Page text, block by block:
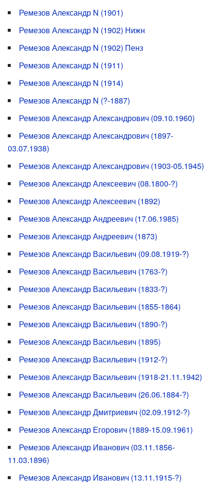
Ремезов Александр N (1901)
Ремезов Александр N (1902) Нижн
Ремезов Александр N (1902) Пенз
Ремезов Александр N (1911)
Ремезов Александр N (1914)
Ремезов Александр N (?-1887)
Ремезов Александр Александрович (09.10.1960)
Ремезов Александр Александрович (1897-
03.07.1938)
Ремезов Александр Александрович (1903-05.1945)
Ремезов Александр Алексеевич (08.1800-?)
Ремезов Александр Алексеевич (1892)
Ремезов Александр Андреевич (17.06.1985)
Ремезов Александр Андреевич (1873)
Ремезов Александр Васильевич (09.08.1919-?)
Ремезов Александр Васильевич (1763-?)
Ремезов Александр Васильевич (1833-?)
Ремезов Александр Васильевич (1855-1864)
Ремезов Александр Васильевич (1890-?)
Ремезов Александр Васильевич (1895)
Ремезов Александр Васильевич (1912-?)
Ремезов Александр Васильевич (1918-21.11.1942)
Ремезов Александр Васильевич (26.06.1884-?)
Ремезов Александр Дмитриевич (02.09.1912-?)
Ремезов Александр Егорович (1889-15.09.1961)
Ремезов Александр Иванович (03.11.1856-
11.03.1896)
Ремезов Александр Иванович (13.11.1915-?)